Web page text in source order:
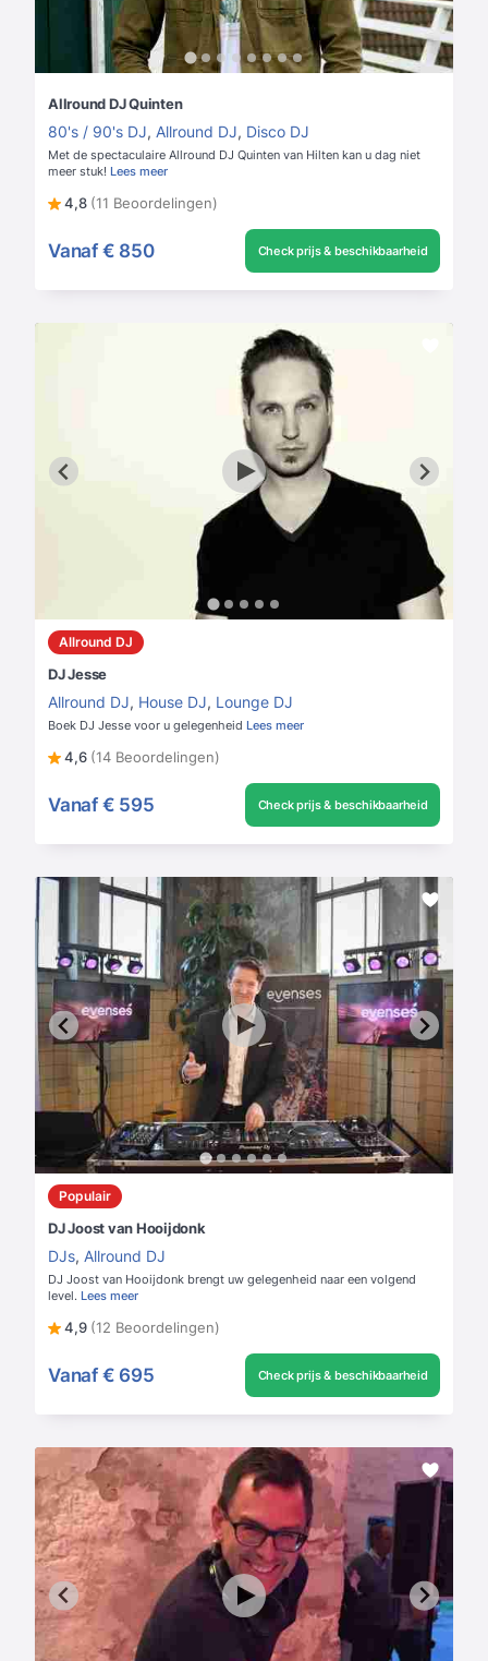
Allround DJ Quinten
80's / 90's DJ, Allround DJ, Disco DJ
Met de spectaculaire Allround DJ Quinten van Hilten kan u dag niet
meer stuk! Lees meer
4,8 (11 Beoordelingen)
Vanaf € 850 Check prijs & beschikbaarheid
Allround DJ
DJ Jesse
Allround DJ, House DJ, Lounge DJ
Boek DJ Jesse voor u gelegenheid Lees meer
4,6 (14 Beoordelingen)
Vanaf € 595 Check prijs & beschikbaarheid
Populair
DJ Joost van Hooijdonk
DJs, Allround DJ
DJ Joost van Hooijdonk brengt uw gelegenheid naar een volgend
level. Lees meer
4,9 (12 Beoordelingen)
Vanaf € 695 Check prijs & beschikbaarheid